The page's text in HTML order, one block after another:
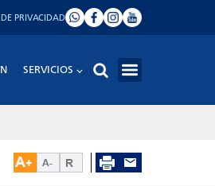
PRIVACIDAD
SERVICIOS